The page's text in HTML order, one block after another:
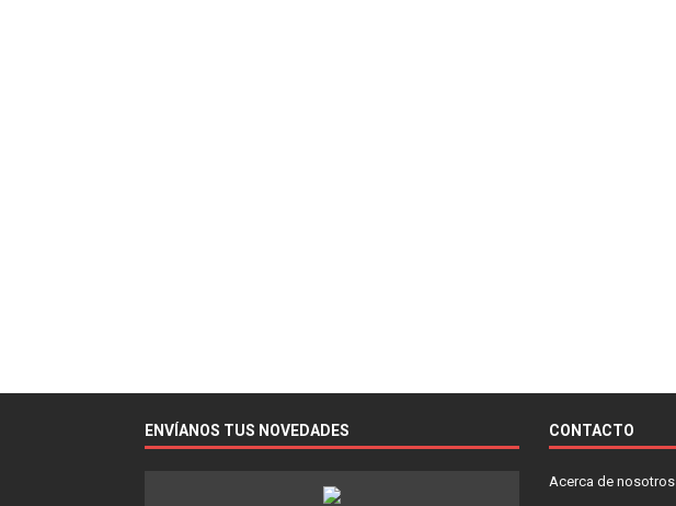
ENVÍANOS TUS NOVEDADES CONTACTO
Acerca de nosotros